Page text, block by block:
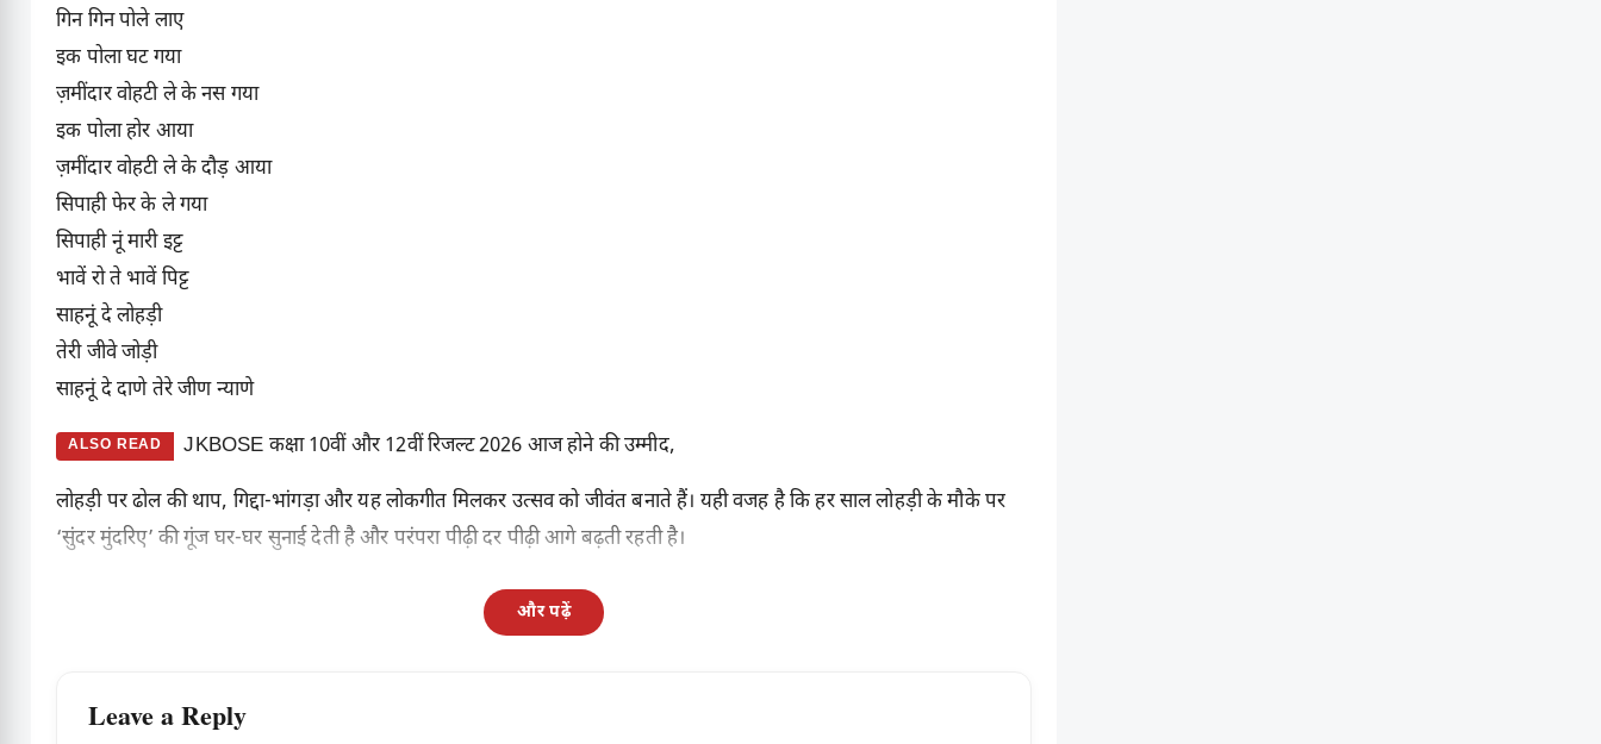
गिन गिन पोले लाए
इक पोला घट गया
ज़मींदार वोहटी ले के नस गया
इक पोला होर आया
ज़मींदार वोहटी ले के दौड़ आया
सिपाही फेर के ले गया
सिपाही नूं मारी इट्ट
भावें रो ते भावें पिट्ट
साहनूं दे लोहड़ी
तेरी जीवे जोड़ी
साहनूं दे दाणे तेरे जीण न्याणे
ALSO READ JKBOSE कक्षा 10वीं और 12वीं रिजल्ट 2026 आज होने की उम्मीद,
लोहड़ी पर ढोल की थाप, गिद्दा-भांगड़ा और यह लोकगीत मिलकर उत्सव को जीवंत बनाते हैं। यही वजह है कि हर साल लोहड़ी के मौके पर
‘सुंदर मुंदरिए’ की गूंज घर-घर सुनाई देती है और परंपरा पीढ़ी दर पीढ़ी आगे बढ़ती रहती है।
और पढ़ें
Leave a Reply